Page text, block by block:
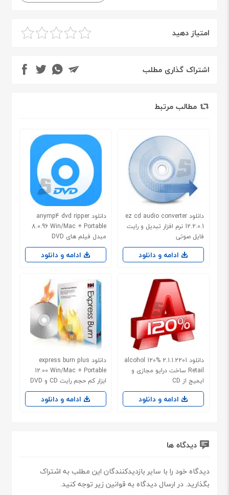
امتیاز دهید
اشتراک گذاری مطلب
مطالب مرتبط
دانلود ez cd audio converter
12.2.0.1 نرم افزار تبدیل و رایت
فایل صوتی
ادامه و دانلود
دانلود anymp4 dvd ripper
8.0.96 Win/Mac + Portable
مبدل فیلم های DVD
ادامه و دانلود
دانلود alcohol 120% 2.1.1.2201
Retail ساخت درایو مجازی و
ایمیج از CD
ادامه و دانلود
دانلود express burn plus
12.00 Win/Mac + Portable
ابزار کم حجم رایت CD و DVD
ادامه و دانلود
دیدگاه ها
دیدگاه خود را با سایر بازدیدکنندگان این مطلب به اشتراک
بگذارید. در ارسال دیدگاه به قوانین زیر توجه کنید.